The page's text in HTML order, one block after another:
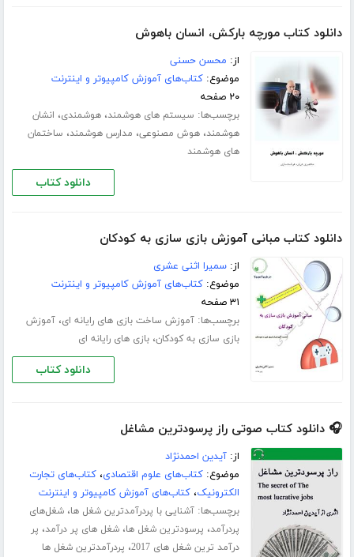
دانلود کتاب مورچه بارکش، انسان باهوش
از: محسن حسنی
موضوع:کتاب‌های آموزش کامپیوتر و اینترنت
۲۰ صفحه
برچسب‌ها: سیستم های هوشمند،هوشمندی، انشان
هوشمند،هوش مصنوعی، مدارس هوشمند، ساختمان
های هوشمند
دانلود کتاب
دانلود کتاب مبانی آموزش بازی سازی به کودکان
از:سمیرا اثنی عشری
موضوع:کتاب‌های آموزش کامپیوتر و اینترنت
۳۱ صفحه
برچسب‌ها:آموزش ساخت بازی های رایانه ای،آموزش
بازی سازی به کودکان،بازی های رایانه ای
دانلود کتاب
🎧 دانلود کتاب صوتی راز پرسودترین مشاغل
از:آیدین احمدنژاد
موضوع:کتاب‌های علوم اقتصادی،کتاب‌های تجارت
الکترونیک،کتاب‌های آموزش کامپیوتر و اینترنت
برچسب‌ها:آشنایی با پردرآمدترین شغل ها،شغل‌های
پردرآمد، پرسودترین شغل ها،شغل های پر درآمد، پر
درآمد ترین شغل های 2017
، پردرآمدترین شغل ها